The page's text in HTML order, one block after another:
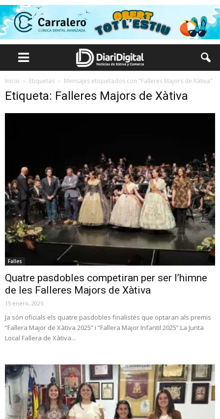
Inicio Etiquetas Mensajes etiquetados con "Falleres Majors de Xàtiva"
Etiqueta: Falleres Majors de Xàtiva
Falles
Quatre pasdobles competiran per ser l’himne
de les Falleres Majors de Xàtiva
15 enero, 2025
Ja són oficials els quatre pasdobles finalistes que optaran als premis
“Fallera Major de Xàtiva 2025” i “Fallera Major Infantil 2025”.La Junta
Local Fallera de Xàtiva...